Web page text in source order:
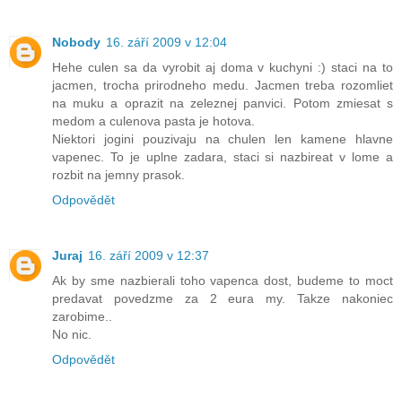
Nobody 16. září 2009 v 12:04
Hehe culen sa da vyrobit aj doma v kuchyni :) staci na to
jacmen, trocha prirodneho medu. Jacmen treba rozomliet
na muku a oprazit na zeleznej panvici. Potom zmiesat s
medom a culenova pasta je hotova.
Niektori jogini pouzivaju na chulen len kamene hlavne
vapenec. To je uplne zadara, staci si nazbireat v lome a
rozbit na jemny prasok.
Odpovědět
Juraj 16. září 2009 v 12:37
Ak by sme nazbierali toho vapenca dost, budeme to moct
predavat povedzme za 2 eura my. Takze nakoniec
zarobime..
No nic.
Odpovědět